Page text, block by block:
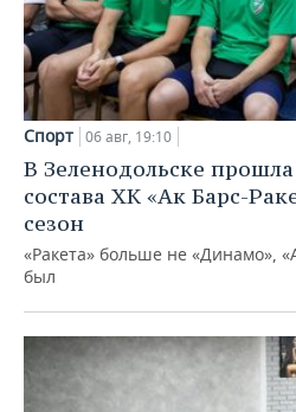
Спорт 06 авг, 19:10
В Зеленодольске
состава ХК «Ак Барс-
сезон
«Ракета» больше не «Динамо»,
был